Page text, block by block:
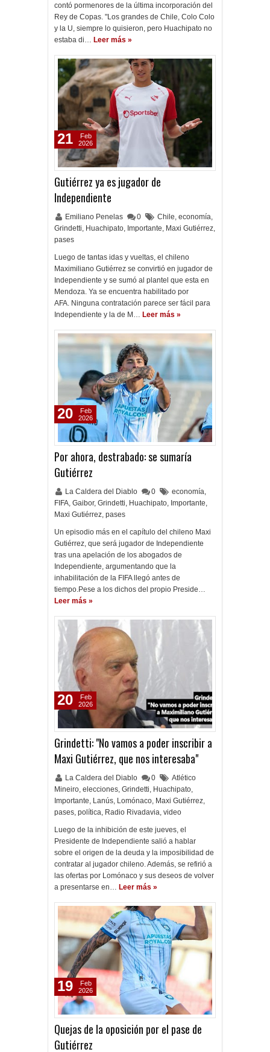
contó pormenores de la última incorporación del
Rey de Copas. "Los grandes de Chile, Colo Colo
y la U, siempre lo quisieron, pero Huachipato no
estaba di… Leer más »
Gutiérrez ya es jugador de
Independiente
Emiliano Penelas 0 Chile, economía,
Grindetti, Huachipato, Importante, Maxi Gutiérrez,
pases
Luego de tantas idas y vueltas, el chileno
Maximiliano Gutiérrez se convirtió en jugador de
Independiente y se sumó al plantel que esta en
Mendoza. Ya se encuentra habilitado por
AFA. Ninguna contratación parece ser fácil para
Independiente y la de M… Leer más »
21
Feb
2026
Por ahora, destrabado: se sumaría
Gutiérrez
La Caldera del Diablo 0 economía,
FIFA, Gaibor, Grindetti, Huachipato, Importante,
Maxi Gutiérrez, pases
Un episodio más en el capítulo del chileno Maxi
Gutiérrez, que será jugador de Independiente
tras una apelación de los abogados de
Independiente, argumentando que la
inhabilitación de la FIFA llegó antes de
tiempo.Pese a los dichos del propio Preside…
Leer más »
20
Feb
2026
Grindetti: "No vamos a poder inscribir a
Maxi Gutiérrez, que nos interesaba"
La Caldera del Diablo 0
Atlético
Mineiro, elecciones, Grindetti, Huachipato,
Importante, Lanús, Lomónaco, Maxi Gutiérrez,
pases, política, Radio Rivadavia, video
Luego de la inhibición de este jueves, el
Presidente de Independiente salió a hablar
sobre el origen de la deuda y la imposibilidad de
contratar al jugador chileno. Además, se refirió a
las ofertas por Lomónaco y sus deseos de volver
a presentarse en… Leer más »
20
Feb
2026
Quejas de la oposición por el pase de
Gutiérrez
19
Feb
2026